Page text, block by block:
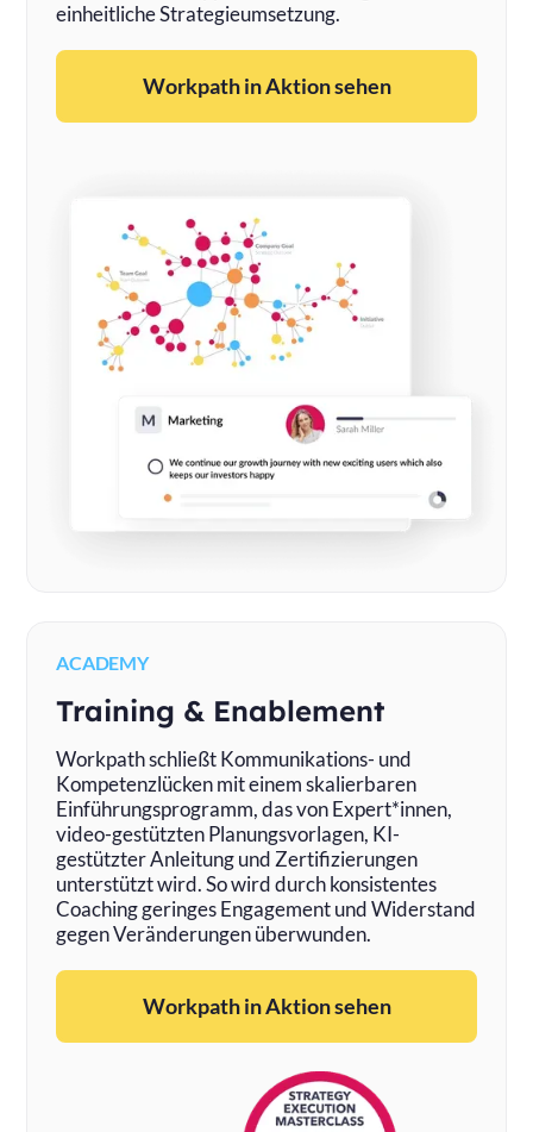
einheitliche Strategieumsetzung.
Workpath in Aktion sehen
ACADEMY
Training & Enablement
Workpath schließt Kommunikations- und
Kompetenzlücken mit einem skalierbaren
Einführungsprogramm, das von Expert*innen,
video-gestützten Planungsvorlagen, KI-
gestützter Anleitung und Zertifizierungen
unterstützt wird. So wird durch konsistentes
Coaching geringes Engagement und Widerstand
gegen Veränderungen überwunden.
Workpath in Aktion sehen